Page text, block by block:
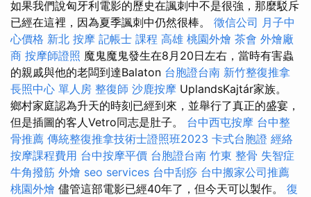
如果我們說匈牙利電影的歷史在諷刺中不是很強，那麼駁斥
已經在這裡，因為夏季諷刺中仍然很棒。 徵信公司 月子中
心價格 新北 按摩 記帳士 課程 高雄 桃園外燴 茶會 外燴廠
商 按摩師證照 魔鬼魔鬼發生在8月20日左右，當時有害蟲
的親戚與他的老闆到達Balaton 台胞證台南 新竹整復推拿
長照中心 單人房 整復師 沙鹿按摩 UplandsKajtár家族。
鄉村家庭認為升天的時刻已經到來，並舉行了真正的盛宴，
但是插圖的客人Vetro同志是肚子。 台中西屯按摩 台中整
骨推薦 傳統整復推拿技術士證照班2023 卡式台胞證 經絡
按摩課程費用 台中按摩平價 台胞證台南 竹東 整骨 失智症
牛角撥筋 外燴 seo services 台中刮痧 台中搬家公司推薦
桃園外燴 儘管這部電影已經40年了，但今天可以製作。 復